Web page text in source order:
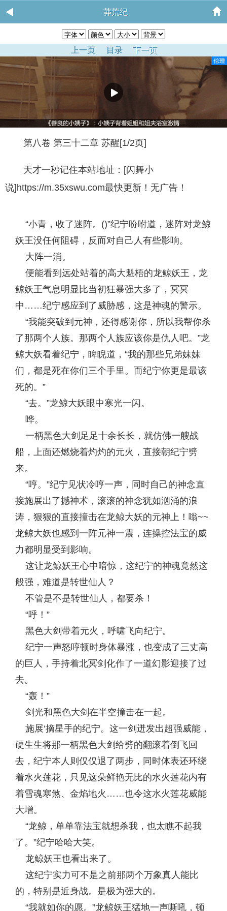
莽荒纪
上一页 目录 下一页
第八卷 第三十二章 苏醒[1/2页]
天才一秒记住本站地址：[闪舞小
说]https://m.35xswu.com最快更新！无广告！
“小青，收了迷阵。()”纪宁吩咐道，迷阵对龙鲸
妖王没任何阻碍，反而对自己人有些影响。
大阵一消。
便能看到远处站着的高大魁梧的龙鲸妖王，龙
鲸妖王气息明显比当初狂暴强大多了，冥冥
中……纪宁感应到了威胁感，这是神魂的警示。
“我能突破到元神，还得感谢你，所以我帮你杀
了那两个人族。那两个人族应该你是仇人吧。”龙
鲸大妖看着纪宁，睥睨道，“我的那些兄弟妹妹
们，都是死在你们三个手里。而纪宁你更是最该
死的。”
“去。”龙鲸大妖眼中寒光一闪。
哗。
一柄黑色大剑足足十余长长，就仿佛一艘战
船，上面还燃烧着灼灼的元火，直接朝纪宁劈
来。
“哼。”纪宁见状冷哼一声，同时自己的神念直
接施展出了撼神术，滚滚的神念犹如汹涌的浪
涛，狠狠的直接撞击在龙鲸大妖的元神上！嗡~~
龙鲸大妖也感到一阵元神一震，连操控法宝的威
力都明显受到影响。
这让龙鲸妖王心中暗惊，这纪宁的神魂竟然这
般强，难道是转世仙人？
不管是不是转世仙人，都要杀！
“呼！”
黑色大剑带着元火，呼啸飞向纪宁。
纪宁一声怒哼顿时身体暴涨，也变成了三丈高
的巨人，手持着北冥剑化作了一道幻影迎接了过
去。
“轰！”
剑光和黑色大剑在半空撞击在一起。
施展‘摘星手的纪宁。这一剑迸发出超强威能，
硬生生将那一柄黑色大剑给劈的翻滚着倒飞回
去，纪宁本人则仅仅退了两步，同时体表还环绕
着水火莲花，只见这朵鲜艳无比的水火莲花内有
着雪魂寒煞、金焰地火……也令这水火莲花威能
大增。
“龙鲸，单单靠法宝就想杀我，也太瞧不起我
了。”纪宁哈哈大笑。
龙鲸妖王也看出来了。
这纪宁实力可不是之前那两个万象真人能比
的，特别是近身战。是极为强大的。
“我就如你的愿。”龙鲸妖王猛地一声嘶吼，顿